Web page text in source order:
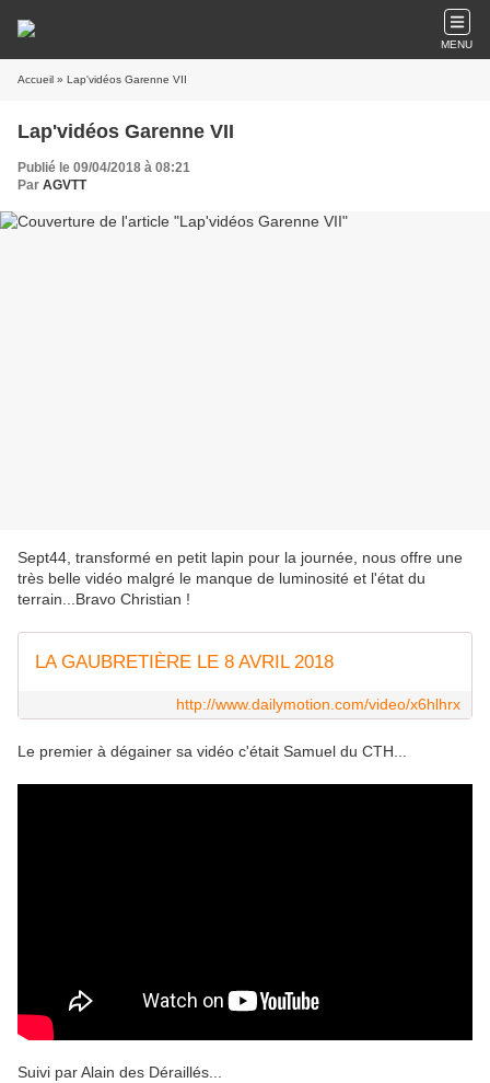
MENU
Accueil » Lap'vidéos Garenne VII
Lap'vidéos Garenne VII
Publié le 09/04/2018 à 08:21
Par AGVTT
Sept44, transformé en petit lapin pour la journée, nous offre une
très belle vidéo malgré le manque de luminosité et l'état du
terrain...Bravo Christian !
LA GAUBRETIÈRE LE 8 AVRIL 2018
http://www.dailymotion.com/video/x6hlhrx
Le premier à dégainer sa vidéo c'était Samuel du CTH...
Suivi par Alain des Déraillés...